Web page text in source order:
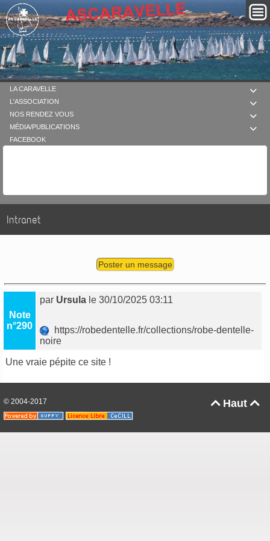

LA CARAVELLE

L'ASSOCIATION

NOS RENDEZ VOUS

MÉDIA/PUBLICATIONS
FACEBOOK
Intranet
Poster un message
Note
n°290
par Ursula le 30/10/2025 03:11
https://robedentelle.fr/collections/robe-dentelle-
noire
Une vraie pépite ce site !
Haut 
© 2004-2017